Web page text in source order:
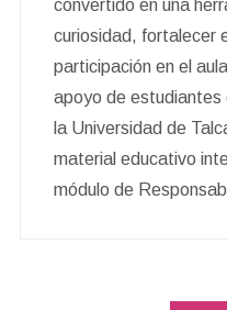
convertido en una
curiosidad, fortalecer
participación en el
apoyo de estudiantes
la Universidad de
material educativo
módulo de